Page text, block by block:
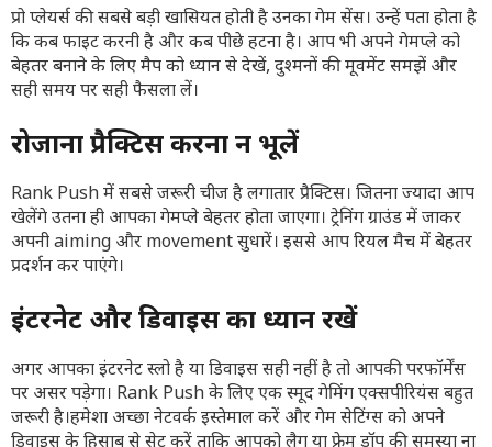
प्रो प्लेयर्स की सबसे बड़ी खासियत होती है उनका गेम सेंस। उन्हें पता होता है
कि कब फाइट करनी है और कब पीछे हटना है। आप भी अपने गेमप्ले को
बेहतर बनाने के लिए मैप को ध्यान से देखें, दुश्मनों की मूवमेंट समझें और
सही समय पर सही फैसला लें।
रोजाना प्रैक्टिस करना न भूलें
Rank Push में सबसे जरूरी चीज है लगातार प्रैक्टिस। जितना ज्यादा आप
खेलेंगे उतना ही आपका गेमप्ले बेहतर होता जाएगा। ट्रेनिंग ग्राउंड में जाकर
अपनी aiming और movement सुधारें। इससे आप रियल मैच में बेहतर
प्रदर्शन कर पाएंगे।
इंटरनेट और डिवाइस का ध्यान रखें
अगर आपका इंटरनेट स्लो है या डिवाइस सही नहीं है तो आपकी परफॉर्मेंस
पर असर पड़ेगा। Rank Push के लिए एक स्मूद गेमिंग एक्सपीरियंस बहुत
जरूरी है।हमेशा अच्छा नेटवर्क इस्तेमाल करें और गेम सेटिंग्स को अपने